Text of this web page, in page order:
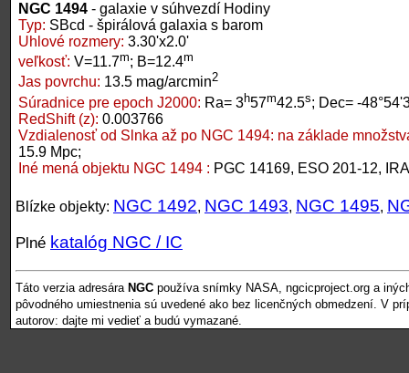
NGC 1494 - galaxie v súhvezdí Hodiny
Typ: SBcd - špirálová galaxia s barom
Uhlové rozmery: 3.30'x2.0'
veľkosť: V=11.7m; B=12.4m
Jas povrchu: 13.5 mag/arcmin2
Súradnice pre epoch J2000: Ra= 3h57m42.5s; Dec= -
RedShift (z): 0.003766
Vzdialenosť od Slnka až po NGC 1494: na základe
15.9 Mpc;
Iné mená objektu NGC 1494 : PGC 14169, ESO 201-12,
Blízke objekty: NGC 1492, NGC 1493, NGC 1495,
Plné katalóg NGC / IC
Táto verzia adresára NGC používa snímky NASA, ngcicproject.org a
pôvodného umiestnenia sú uvedené ako bez licenčných obmedzení. V
autorov: dajte mi vedieť a budú vymazané.